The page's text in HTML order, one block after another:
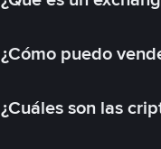
¿Cómo puedo
¿Cuáles son las